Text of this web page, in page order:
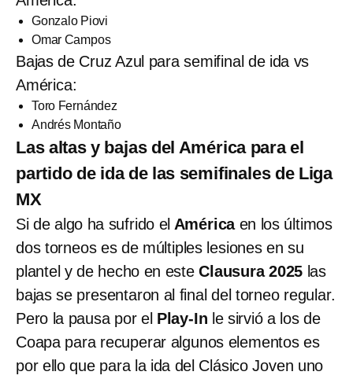
Gonzalo Piovi
Omar Campos
Bajas de Cruz Azul para semifinal de ida vs
América:
Toro Fernández
Andrés Montaño
Las altas y bajas del América para el
partido de ida de las semifinales de Liga
MX
Si de algo ha sufrido el América en los últimos
dos torneos es de múltiples lesiones en su
plantel y de hecho en esteClausura 2025 las
bajas se presentaron al final del torneo regular.
Pero la pausa por el Play-In le sirvió a los de
Coapa para recuperar algunos elementos es
por ello que para la ida del Clásico Joven uno